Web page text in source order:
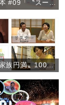
朝の信仰読本 #09「〝スーちゃん〟から学んだおたすけの心」
「ラジオ〝家族円満〟1000回放送記念『朝、新たな出会いを』」